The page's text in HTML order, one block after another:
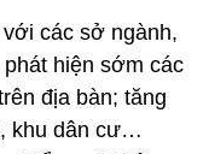
các sở ngành,
hiện sớm các
địa bàn; tăng
khu dân cư…